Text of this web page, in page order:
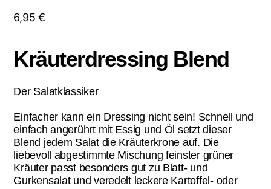
6,95€
Kräuterdressing Blend
Der Salatklassiker
Einfacher kann ein Dressing nicht sein! Schnell und
einfach angerührt mit Essig und Öl setzt dieser
Blend jedem Salat die Kräuterkrone auf. Die
liebevoll abgestimmte Mischung feinster grüner
Kräuter passt besonders gut zu Blatt- und
Gurkensalat und veredelt leckere Kartoffel- oder